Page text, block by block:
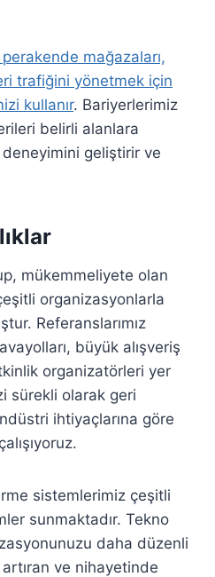
mağazaları,
trafiğini yönetmek için
kullanır. Bariyerlerimiz
belirli alanlara
geliştirir ve
mükemmeliyete olan
çeşitli organizasyonlarla
Referanslarımız
büyük alışveriş
organizatörleri yer
sürekli olarak geri
ihtiyaçlarına göre
sistemlerimiz çeşitli
sunmaktadır. Tekno
daha düzenli
ve nihayetinde